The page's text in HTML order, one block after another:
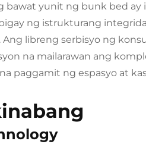
bawat yunit ng bunk bed ay
ng istrukturang
libreng serbisyo ng
na mailarawan ang
paggamit ng espasyo at